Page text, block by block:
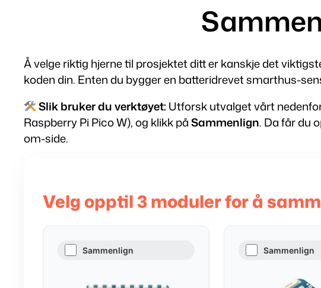
Å velge riktig hjerne til prosjektet ditt er kanskje det
koden din. Enten du bygger en batteridrevet smarthus-
Slik bruker du verktøyet: Utforsk utvalget vårt
Raspberry Pi Pico W), og klikk påSammenlign. Da får du
om-side.
Velg opptil 3 moduler for å
Sammenlign Sammenlign